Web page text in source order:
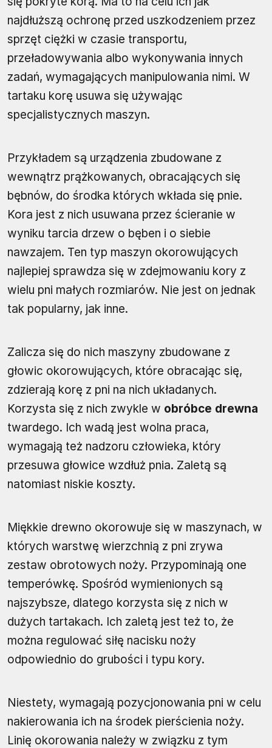
najdłuższą ochronę przed uszkodzeniem przez
sprzęt ciężki w czasie transportu,
przeładowywania albo wykonywania innych
zadań, wymagających manipulowania nimi. W
tartaku korę usuwa się używając
specjalistycznych maszyn.
Przykładem są urządzenia zbudowane z
wewnątrz prążkowanych, obracających się
bębnów, do środka których wkłada się pnie.
Kora jest z nich usuwana przez ścieranie w
wyniku tarcia drzew o bęben i o siebie
nawzajem. Ten typ maszyn okorowujących
najlepiej sprawdza się w zdejmowaniu kory z
wielu pni małych rozmiarów. Nie jest on jednak
tak popularny, jak inne.
Zalicza się do nich maszyny zbudowane z
głowic okorowujących, które obracając się,
zdzierają korę z pni na nich układanych.
Korzysta się z nich zwykle w obróbce drewna
twardego. Ich wadą jest wolna praca,
wymagają też nadzoru człowieka, który
przesuwa głowice wzdłuż pnia. Zaletą są
natomiast niskie koszty.
Miękkie drewno okorowuje się w maszynach, w
których warstwę wierzchnią z pni zrywa
zestaw obrotowych noży. Przypominają one
temperówkę. Spośród wymienionych są
najszybsze, dlatego korzysta się z nich w
dużych tartakach. Ich zaletą jest też to, że
można regulować siłę nacisku noży
odpowiednio do grubości i typu kory.
Niestety, wymagają pozycjonowania pni w celu
nakierowania ich na środek pierścienia noży.
Linię okorowania należy w związku z tym